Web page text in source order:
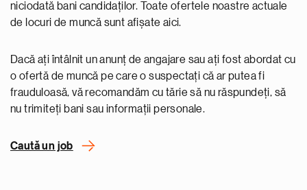
niciodată bani candidaților. Toate ofertele noastre actuale
de locuri de muncă sunt afișate aici.
Dacă ați întâlnit un anunț de angajare sau ați fost abordat cu
o ofertă de muncă pe care o suspectați că ar putea fi
frauduloasă, vă recomandăm cu tărie să nu răspundeți, să
nu trimiteți bani sau informații personale.
Caută un job